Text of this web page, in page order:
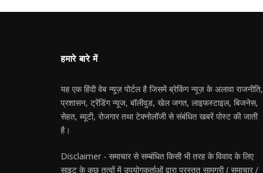
हमारे बारे में
यह एक हिंदी वेब न्यूज़ पोर्टल है जिसमें ब्रेकिंग न्यूज़ के अलावा राजनीति,
प्रशासन, ट्रेंडिंग न्यूज, बॉलीवुड, खेल जगत, लाइफस्टाइल, बिजनेस,
सेहत, ब्यूटी, रोजगार तथा टेक्नोलॉजी से संबंधित खबरें पोस्ट की जाती
है।
Disclaimer - समाचार से सम्बंधित किसी भी तरह के विवाद के लिए
साइट के कुछ तत्वों में उपयोगकर्ताओं द्वारा प्रस्तुत सामग्री ( समाचार /